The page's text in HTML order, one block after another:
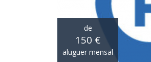
de
150 €
aluguer mensal